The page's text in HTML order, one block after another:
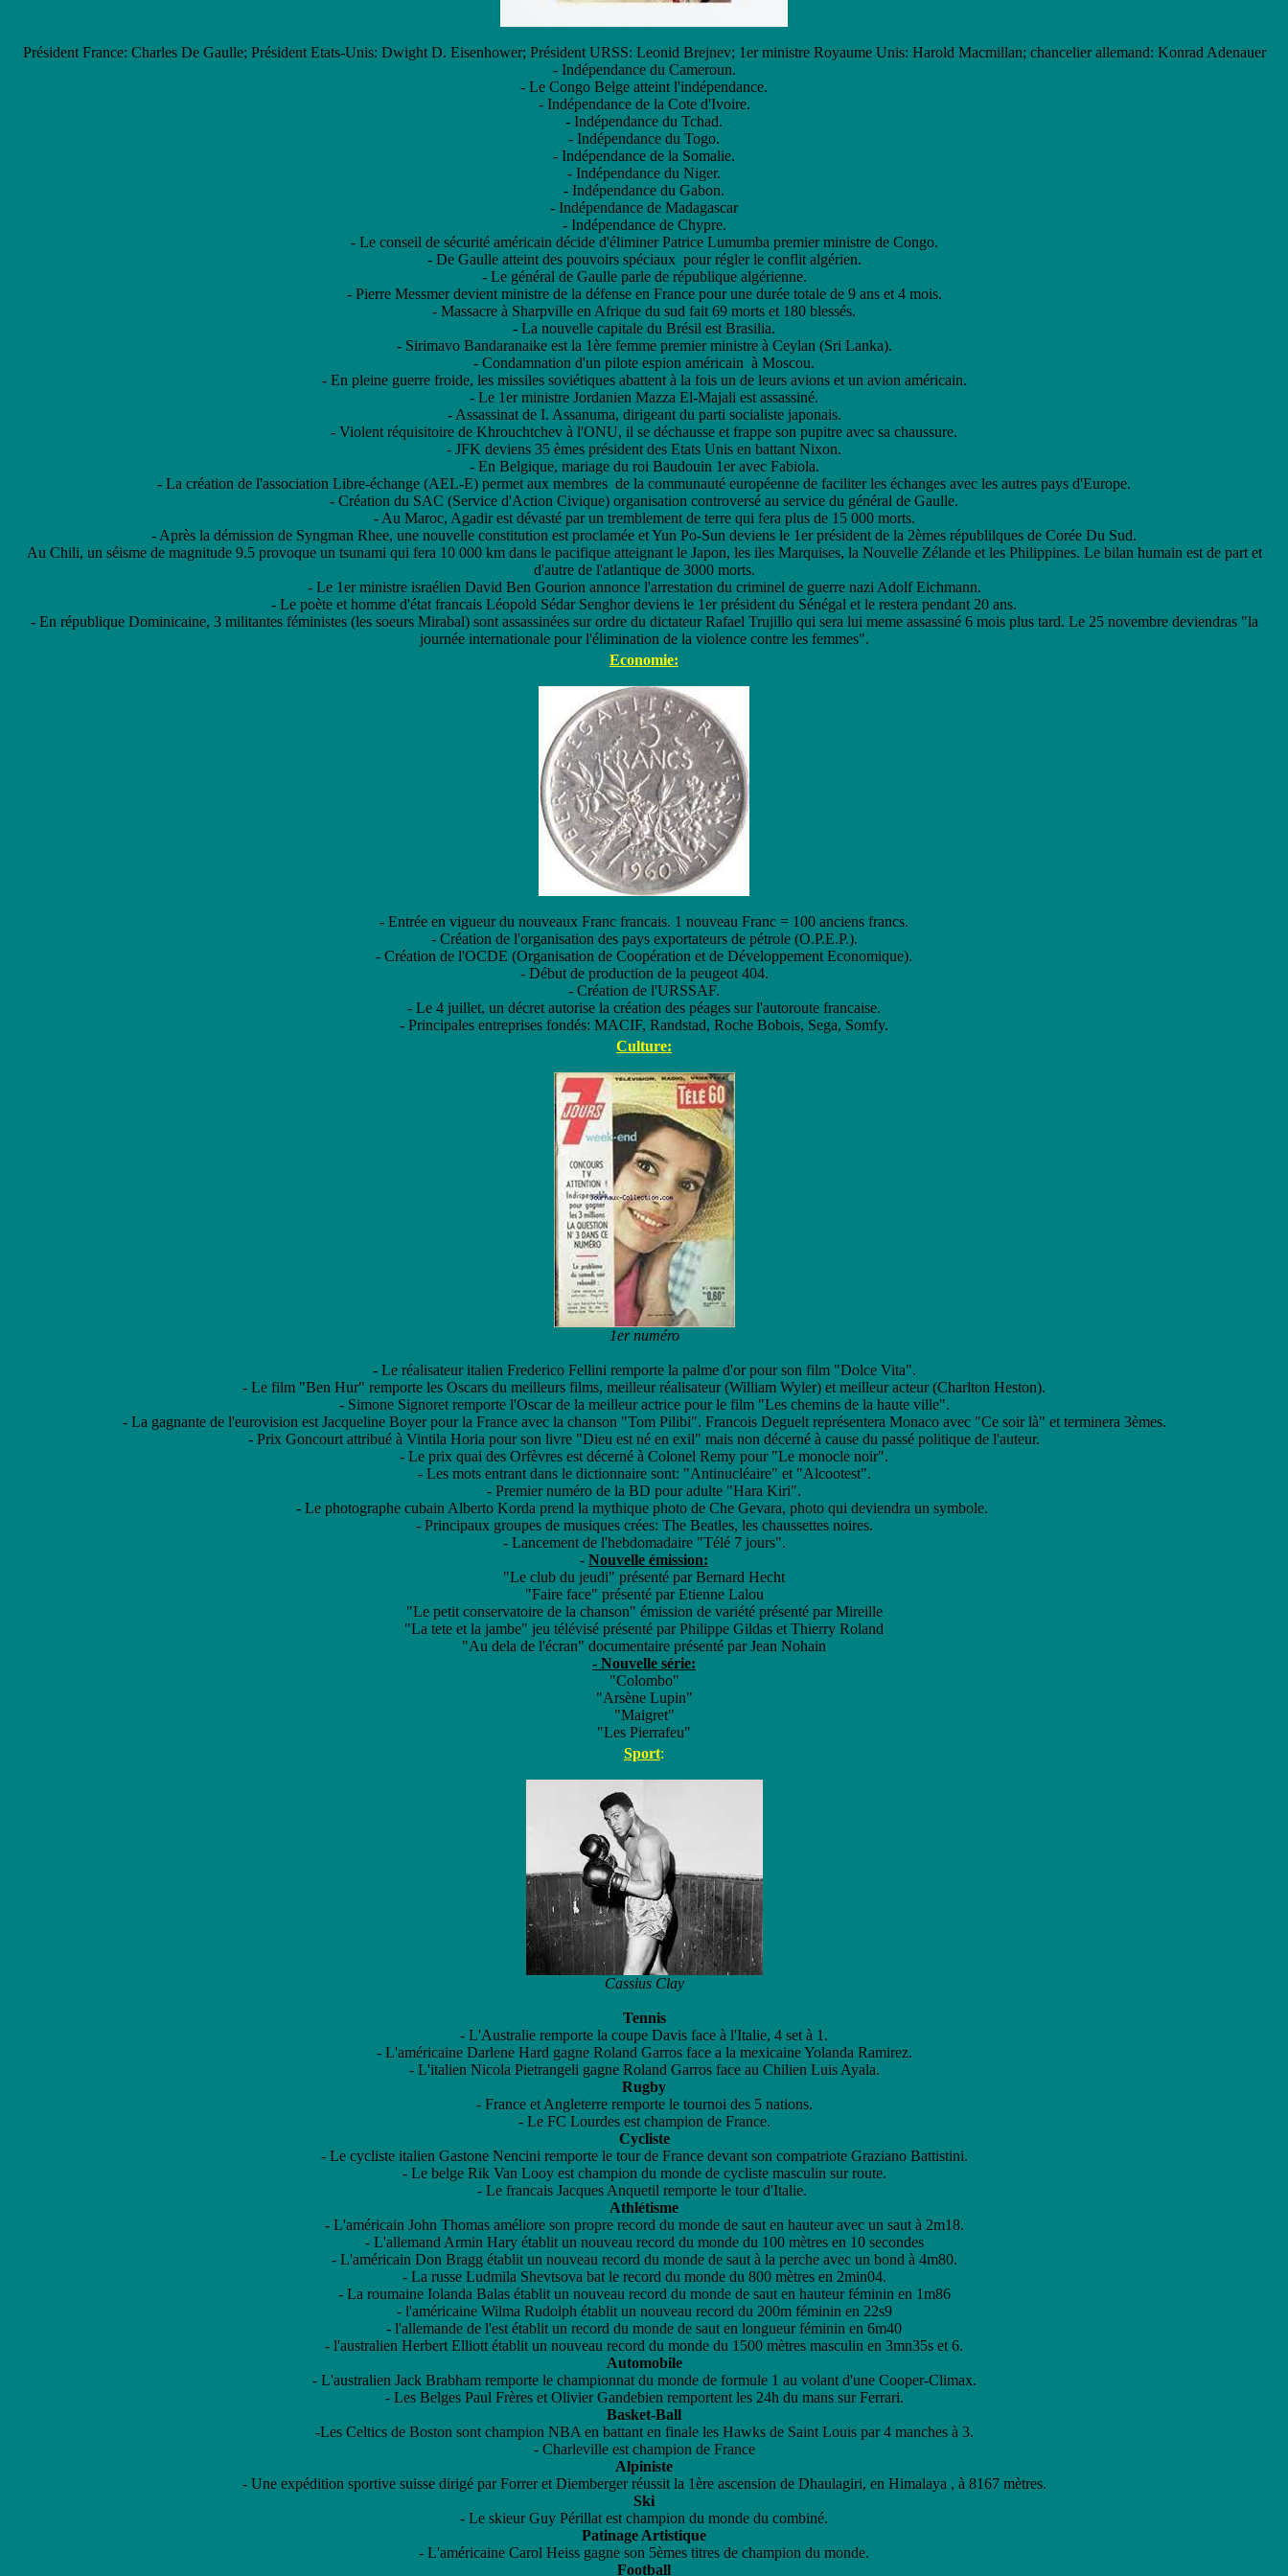
Président France: Charles De Gaulle; Président Etats-Unis: Dwight D. Eisenhower; Président URSS: Leonid Brejnev; 1er ministre Royaume Unis: Harold Macmillan; chancelier allemand: Konrad Adenauer
- Indépendance du Cameroun.
- Le Congo Belge atteint l'indépendance.
- Indépendance de la Cote d'Ivoire.
- Indépendance du Tchad.
- Indépendance du Togo.
- Indépendance de la Somalie.
- Indépendance du Niger.
- Indépendance du Gabon.
- Indépendance de Madagascar
- Indépendance de Chypre.
- Le conseil de sécurité américain décide d'éliminer Patrice Lumumba premier ministre de Congo.
- De Gaulle atteint des pouvoirs spéciaux pour régler le conflit algérien.
- Le général de Gaulle parle de république algérienne.
- Pierre Messmer devient ministre de la défense en France pour une durée totale de 9 ans et 4 mois.
- Massacre à Sharpville en Afrique du sud fait 69 morts et 180 blessés.
- La nouvelle capitale du Brésil est Brasilia.
- Sirimavo Bandaranaike est la 1ère femme premier ministre à Ceylan (Sri Lanka).
- Condamnation d'un pilote espion américain à Moscou.
- En pleine guerre froide, les missiles soviétiques abattent à la fois un de leurs avions et un avion américain.
- Le 1er ministre Jordanien Mazza El-Majali est assassiné.
- Assassinat de I. Assanuma, dirigeant du parti socialiste japonais.
- Violent réquisitoire de Khrouchtchev à l'ONU, il se déchausse et frappe son pupitre avec sa chaussure.
- JFK deviens 35 èmes président des Etats Unis en battant Nixon.
- En Belgique, mariage du roi Baudouin 1er avec Fabiola.
- La création de l'association Libre-échange (AEL-E) permet aux membres de la communauté européenne de faciliter les échanges avec les autres pays d'Europe.
- Création du SAC (Service d'Action Civique) organisation controversé au service du général de Gaulle.
- Au Maroc, Agadir est dévasté par un tremblement de terre qui fera plus de 15 000 morts.
- Après la démission de Syngman Rhee, une nouvelle constitution est proclamée et Yun Po-Sun deviens le 1er président de la 2èmes républilques de Corée Du Sud.
Au Chili, un séisme de magnitude 9.5 provoque un tsunami qui fera 10 000 km dans le pacifique atteignant le Japon, les iles Marquises, la Nouvelle Zélande et les Philippines. Le bilan humain est de part et
d'autre de l'atlantique de 3000 morts.
- Le 1er ministre israélien David Ben Gourion annonce l'arrestation du criminel de guerre nazi Adolf Eichmann.
- Le poète et homme d'état francais Léopold Sédar Senghor deviens le 1er président du Sénégal et le restera pendant 20 ans.
- En république Dominicaine, 3 militantes féministes (les soeurs Mirabal) sont assassinées sur ordre du dictateur Rafael Trujillo qui sera lui meme assassiné 6 mois plus tard. Le 25 novembre deviendras "la
journée internationale pour l'élimination de la violence contre les femmes".
Economie:
- Entrée en vigueur du nouveaux Franc francais. 1 nouveau Franc = 100 anciens francs.
- Création de l'organisation des pays exportateurs de pétrole (O.P.E.P.).
- Création de l'OCDE (Organisation de Coopération et de Développement Economique).
- Début de production de la peugeot 404.
- Création de l'URSSAF.
- Le 4 juillet, un décret autorise la création des péages sur l'autoroute francaise.
- Principales entreprises fondés: MACIF, Randstad, Roche Bobois, Sega, Somfy.
Culture:
1er numéro
- Le réalisateur italien Frederico Fellini remporte la palme d'or pour son film "Dolce Vita".
- Le film "Ben Hur" remporte les Oscars du meilleurs films, meilleur réalisateur (William Wyler) et meilleur acteur (Charlton Heston).
- Simone Signoret remporte l'Oscar de la meilleur actrice pour le film "Les chemins de la haute ville".
- La gagnante de l'eurovision est Jacqueline Boyer pour la France avec la chanson "Tom Pilibi". Francois Deguelt représentera Monaco avec "Ce soir là" et terminera 3èmes.
- Prix Goncourt attribué à Vintila Horia pour son livre "Dieu est né en exil" mais non décerné à cause du passé politique de l'auteur.
- Le prix quai des Orfèvres est décerné à Colonel Remy pour "Le monocle noir".
- Les mots entrant dans le dictionnaire sont: "Antinucléaire" et "Alcootest".
- Premier numéro de la BD pour adulte "Hara Kiri".
- Le photographe cubain Alberto Korda prend la mythique photo de Che Gevara, photo qui deviendra un symbole.
- Principaux groupes de musiques crées: The Beatles, les chaussettes noires.
- Lancement de l'hebdomadaire "Télé 7 jours".
- Nouvelle émission:
"Le club du jeudi" présenté par Bernard Hecht
"Faire face" présenté par Etienne Lalou
"Le petit conservatoire de la chanson" émission de variété présenté par Mireille
"La tete et la jambe" jeu télévisé présenté par Philippe Gildas et Thierry Roland
"Au dela de l'écran" documentaire présenté par Jean Nohain
- Nouvelle série:
"Colombo"
"Arsène Lupin"
"Maigret"
"Les Pierrafeu"
Sport:
Cassius Clay
Tennis
- L'Australie remporte la coupe Davis face à l'Italie, 4 set à 1.
- L'américaine Darlene Hard gagne Roland Garros face a la mexicaine Yolanda Ramirez.
- L'italien Nicola Pietrangeli gagne Roland Garros face au Chilien Luis Ayala.
Rugby
- France et Angleterre remporte le tournoi des 5 nations.
- Le FC Lourdes est champion de France.
Cycliste
- Le cycliste italien Gastone Nencini remporte le tour de France devant son compatriote Graziano Battistini.
- Le belge Rik Van Looy est champion du monde de cycliste masculin sur route.
- Le francais Jacques Anquetil remporte le tour d'Italie.
Athlétisme
- L'américain John Thomas améliore son propre record du monde de saut en hauteur avec un saut à 2m18.
- L'allemand Armin Hary établit un nouveau record du monde du 100 mètres en 10 secondes
- L'américain Don Bragg établit un nouveau record du monde de saut à la perche avec un bond à 4m80.
- La russe Ludmila Shevtsova bat le record du monde du 800 mètres en 2min04.
- La roumaine Iolanda Balas établit un nouveau record du monde de saut en hauteur féminin en 1m86
- l'américaine Wilma Rudolph établit un nouveau record du 200m féminin en 22s9
- l'allemande de l'est établit un record du monde de saut en longueur féminin en 6m40
- l'australien Herbert Elliott établit un nouveau record du monde du 1500 mètres masculin en 3mn35s et 6.
Automobile
- L'australien Jack Brabham remporte le championnat du monde de formule 1 au volant d'une Cooper-Climax.
- Les Belges Paul Frères et Olivier Gandebien remportent les 24h du mans sur Ferrari.
Basket-Ball
-Les Celtics de Boston sont champion NBA en battant en finale les Hawks de Saint Louis par 4 manches à 3.
- Charleville est champion de France
Alpiniste
- Une expédition sportive suisse dirigé par Forrer et Diemberger réussit la 1ère ascension de Dhaulagiri, en Himalaya , à 8167 mètres.
Ski
- Le skieur Guy Périllat est champion du monde du combiné.
Patinage Artistique
- L'américaine Carol Heiss gagne son 5èmes titres de champion du monde.
Football